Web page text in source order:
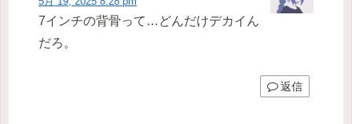
7インチの背骨って…どんだけデカイん
だろ。
返信